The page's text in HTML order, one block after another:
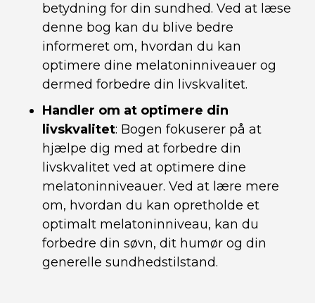
betydning for din sundhed. Ved at læse
denne bog kan du blive bedre
informeret om, hvordan du kan
optimere dine melatoninniveauer og
dermed forbedre din livskvalitet.
Handler om at optimere din
livskvalitet: Bogen fokuserer på at
hjælpe dig med at forbedre din
livskvalitet ved at optimere dine
melatoninniveauer. Ved at lære mere
om, hvordan du kan opretholde et
optimalt melatoninniveau, kan du
forbedre din søvn, dit humør og din
generelle sundhedstilstand.